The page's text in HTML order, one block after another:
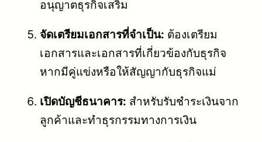
อนุญาตธุรกิจเสริม
จัดเตรียมเอกสารที่จำเป็น: ต้องเตรียม
เอกสารและเอกสารที่เกี่ยวข้องกับธุรกิจ
หากมีคู่แข่งหรือให้สัญญากับธุรกิจแม่
เปิดบัญชีธนาคาร: สำหรับรับชำระเงินจาก
ลูกค้าและทำธุรกรรมทางการเงิน